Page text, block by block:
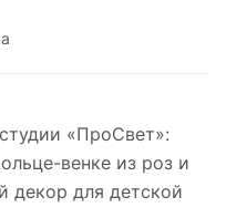
«ПроСвет»:
венке из роз и
декор для детской